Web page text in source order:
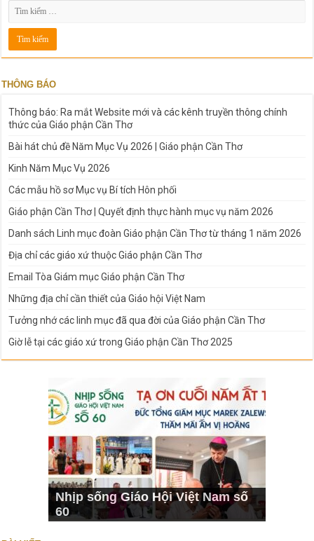
THÔNG BÁO
Thông báo: Ra mắt Website mới và các kênh truyền thông chính
thức của Giáo phận Cần Thơ
Bài hát chủ đề Năm Mục Vụ 2026 | Giáo phận Cần Thơ
Kinh Năm Mục Vụ 2026
Các mẫu hồ sơ Mục vụ Bí tích Hôn phối
Giáo phận Cần Thơ | Quyết định thực hành mục vụ năm 2026
Danh sách Linh mục đoàn Giáo phận Cần Thơ từ tháng 1 năm 2026
Địa chỉ các giáo xứ thuộc Giáo phận Cần Thơ
Email Tòa Giám mục Giáo phận Cần Thơ
Những địa chỉ cần thiết của Giáo hội Việt Nam
Tưởng nhớ các linh mục đã qua đời của Giáo phận Cần Thơ
Giờ lễ tại các giáo xứ trong Giáo phận Cần Thơ 2025
Nhịp sống Giáo Hội Việt Nam số
60